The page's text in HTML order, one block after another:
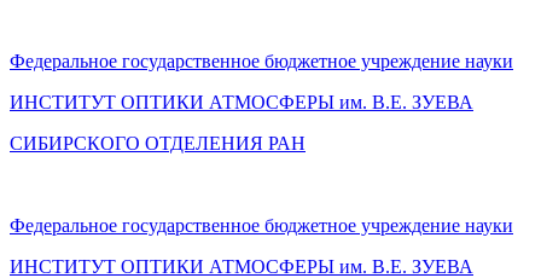
Федеральное государственное бюджетное учреждение науки
ИНСТИТУТ ОПТИКИ АТМОСФЕРЫ им. В.Е. ЗУЕВА
СИБИРСКОГО ОТДЕЛЕНИЯ РАН
Федеральное государственное бюджетное учреждение науки
ИНСТИТУТ ОПТИКИ АТМОСФЕРЫ им. В.Е. ЗУЕВА